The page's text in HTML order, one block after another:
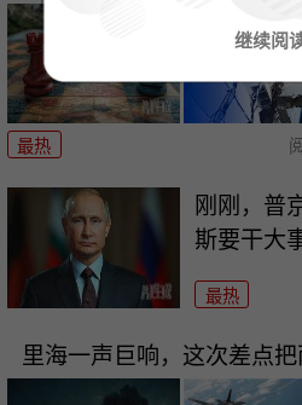
继续阅
最热
刚刚，普
斯要干大
最热
里海一声巨响，这次差点把